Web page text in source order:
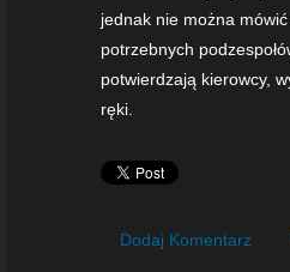
jednak nie można
potrzebnych
potwierdzają kierowcy,
ręki.
Dodaj Komentarz